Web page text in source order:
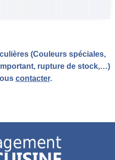
(Couleurs spéciales,
rupture de stock,…)
contacter.